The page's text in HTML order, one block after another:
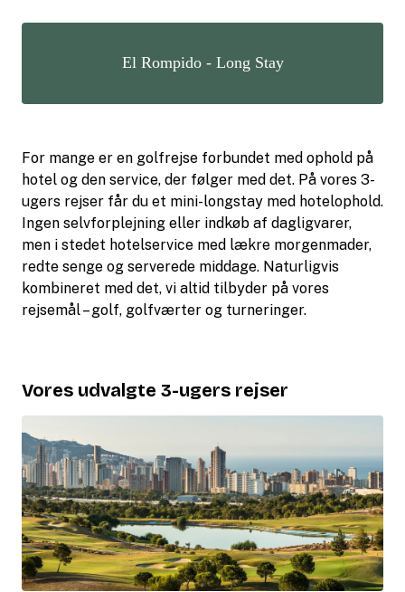
El Rompido - Long Stay
For mange er en golfrejse forbundet med ophold på
hotel og den service, der følger med det. På vores 3-
ugers rejser får du et mini-longstay med hotelophold.
Ingen selvforplejning eller indkøb af dagligvarer,
men i stedet hotelservice med lækre morgenmader,
redte senge og serverede middage. Naturligvis
kombineret med det, vi altid tilbyder på vores
rejsemål – golf, golfværter og turneringer.
Vores udvalgte 3-ugers rejser